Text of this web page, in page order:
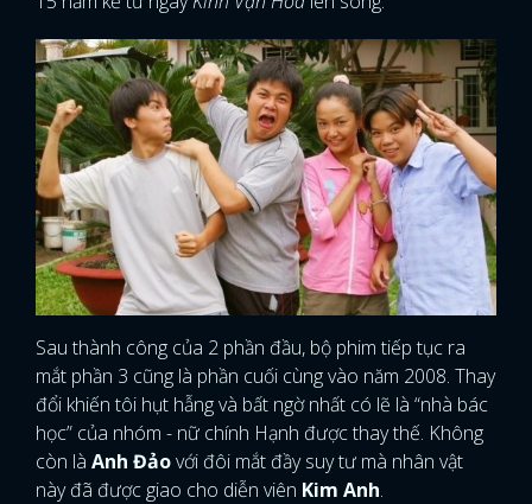
Sau thành công của 2 phần đầu, bộ phim tiếp tục ra
mắt phần 3 cũng là phần cuối cùng vào năm 2008. Thay
đổi khiến tôi hụt hẫng và bất ngờ nhất có lẽ là “nhà bác
học” của nhóm - nữ chính Hạnh được thay thế. Không
còn là Anh Đảovới đôi mắt đầy suy tư mà nhân vật
này đã được giao cho diễn viên Kim Anh.